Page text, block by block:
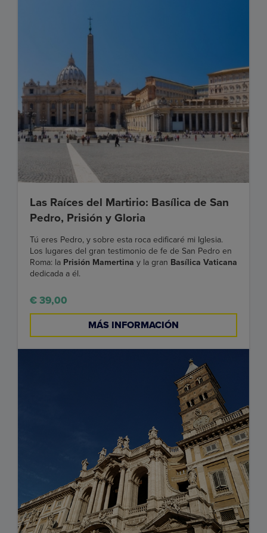
Las Raíces del Martirio: Basílica de San
Pedro, Prisión y Gloria
Tú eres Pedro, y sobre esta roca edificaré mi Iglesia.
Los lugares del gran testimonio de fe de San Pedro en
Roma: la Prisión Mamertina y la gran Basílica Vaticana
dedicada a él.
€ 39,00
MÁS INFORMACIÓN